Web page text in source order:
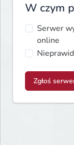
W czym
Serwer
online
Zgłoś